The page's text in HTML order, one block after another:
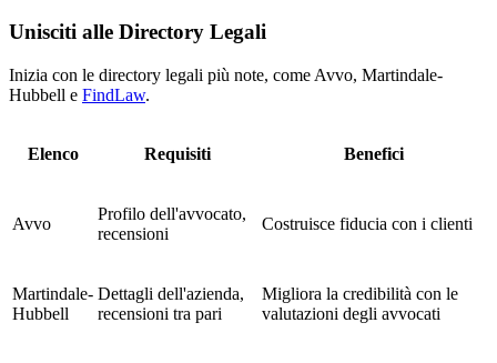
Unisciti alle Directory Legali
Inizia con le directory legali più note, come Avvo, Martindale-
Hubbell e FindLaw.
Elenco Requisiti Benefici
Avvo
Profilo dell'avvocato,
recensioni
Costruisce fiducia con i clienti
Martindale-
Hubbell
Dettagli dell'azienda,
recensioni tra pari
Migliora la credibilità con le
valutazioni degli avvocati